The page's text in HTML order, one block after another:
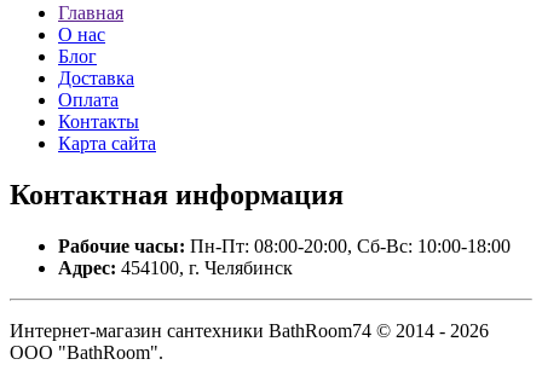
Главная
О нас
Блог
Доставка
Оплата
Контакты
Карта сайта
Контактная информация
Рабочие часы: Пн-Пт: 08:00-20:00, Сб-Вс: 10:00-18:00
Адрес: 454100, г. Челябинск
Интернет-магазин сантехники BathRoom74 © 2014 - 2026
ООО "BathRoom".